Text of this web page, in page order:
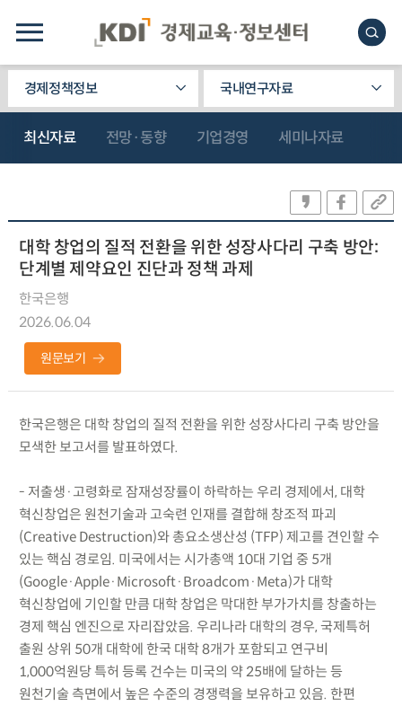
경제정책정보 국내연구자료
최신자료 전망·동향 기업경영 세미나자료
대학 창업의 질적 전환을 위한 성장사다리 구축 방안:
단계별 제약요인 진단과 정책 과제
한국은행
2026.06.04
원문보기
한국은행은 대학 창업의 질적 전환을 위한 성장사다리 구축 방안을
모색한 보고서를 발표하였다.
- 저출생·고령화로 잠재성장률이 하락하는 우리 경제에서, 대학
혁신창업은 원천기술과 고숙련 인재를 결합해 창조적 파괴
(Creative Destruction)와 총요소생산성 (TFP) 제고를 견인할 수
있는 핵심 경로임. 미국에서는 시가총액 10대 기업 중 5개
(Google·Apple·Microsoft·Broadcom·Meta)가 대학
혁신창업에 기인할 만큼 대학 창업은 막대한 부가가치를 창출하는
경제 핵심 엔진으로 자리잡았음. 우리나라 대학의 경우, 국제특허
출원 상위 50개 대학에 한국 대학 8개가 포함되고 연구비
1,000억원당 특허 등록 건수는 미국의 약 25배에 달하는 등
원천기술 측면에서 높은 수준의 경쟁력을 보유하고 있음. 한편